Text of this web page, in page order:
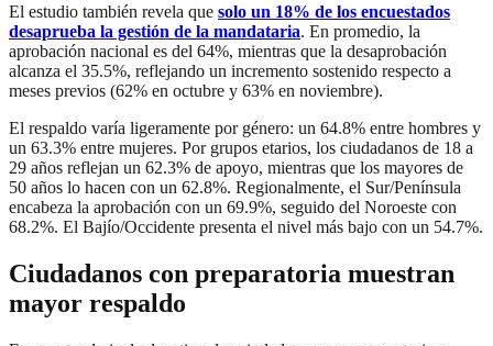
El estudio también revela que solo un 18% de los encuestados
desaprueba la gestión de la mandataria. En promedio, la
aprobación nacional es del 64%, mientras que la desaprobación
alcanza el 35.5%, reflejando un incremento sostenido respecto a
meses previos (62% en octubre y 63% en noviembre).
El respaldo varía ligeramente por género: un 64.8% entre hombres y
un 63.3% entre mujeres. Por grupos etarios, los ciudadanos de 18 a
29 años reflejan un 62.3% de apoyo, mientras que los mayores de
50 años lo hacen con un 62.8%. Regionalmente, el Sur/Península
encabeza la aprobación con un 69.9%, seguido del Noroeste con
68.2%. El Bajío/Occidente presenta el nivel más bajo con un 54.7%.
Ciudadanos con preparatoria muestran
mayor respaldo